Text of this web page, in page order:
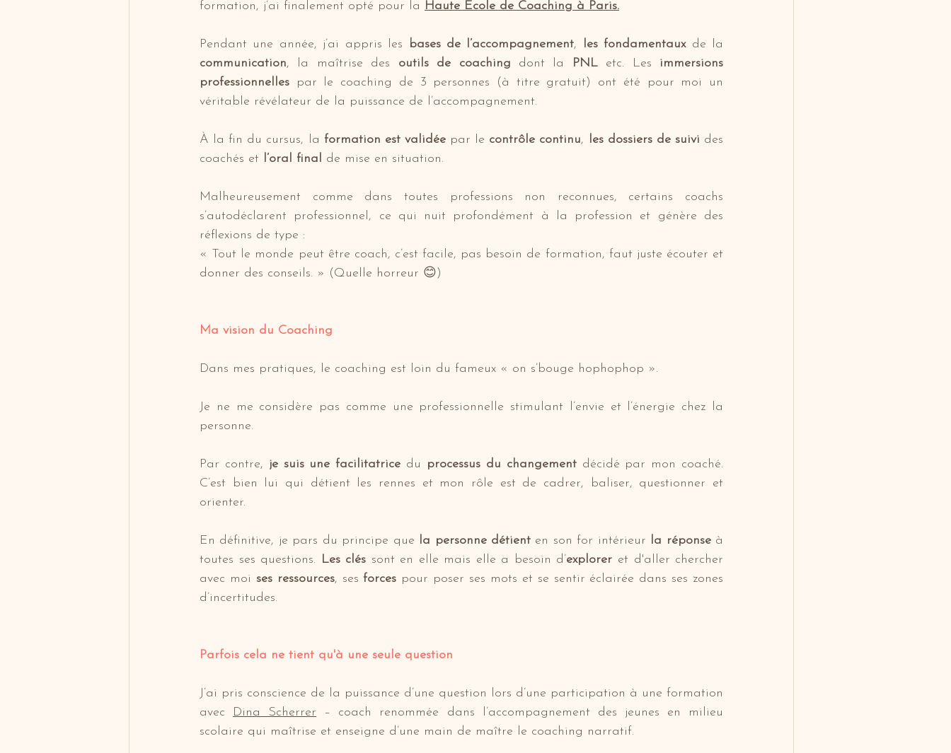
formation, j’ai finalement opté pour la Haute École de Coaching à Paris.
Pendant une année, j’ai appris les bases de l’accompagnement, les fondamentaux
communication, la maîtrise des outils de coaching dont la PNL etc. Les immersions
professionnelles par le coaching de 3 personnes (à titre gratuit) ont été pour moi un
véritable révélateur de la puissance de l’accompagnement.
À la fin du cursus, la formation est validée par le contrôle continu, les dossiers de suivi des
coachés et
l’oral final de mise en situation.
Malheureusement comme dans toutes professions non reconnues, certains coachs
s’autodéclarent professionnel, ce qui nuit profondément à la profession et génère des
réflexions de type :
« Tout le monde peut être coach, c’est facile, pas besoin de formation, faut juste écouter et
donner des conseils. » (Quelle horreur 😊)
Ma vision du Coaching
Dans mes pratiques, le coaching est loin du fameux « on s’bouge hophophop ».
Je ne me considère pas comme une professionnelle stimulant l’envie et l’énergie chez la
personne.
Par contre, je suis une facilitatrice du processus du changement décidé par mon coaché.
C’est bien lui qui détient les rennes et mon rôle est de cadrer, baliser, questionner et
orienter.
En définitive, je pars du principe que la personne détient en son for intérieur la réponse à
toutes ses questions.
Les clés sont en elle mais elle a besoin d’explorer et d'aller chercher
avec moi ses ressources, ses forces pour poser ses mots et se sentir éclairée dans ses zones
d’incertitudes.
Parfois cela ne tient qu'à une seule question
J’ai pris conscience de la puissance d’une question lors d’une participation à une formation
avec
Dina Scherrer – coach renommée dans l’accompagnement des jeunes en milieu
scolaire qui maîtrise et enseigne d’une main de maître le coaching narratif.